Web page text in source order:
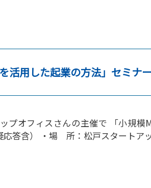
を活用した起業の方法」セミナ
プオフィスさんの主催で 「小規
応答含） ・場 所：松戸スタートア